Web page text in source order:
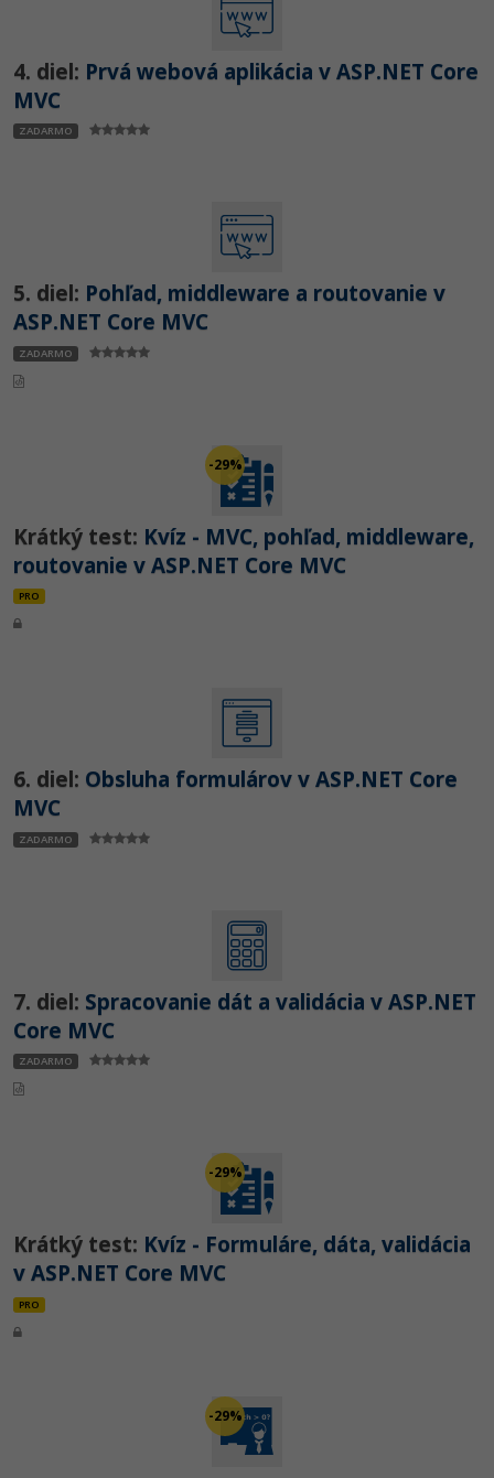
4. diel: Prvá webová aplikácia v ASP.NET Core
MVC
ZADARMO
5. diel: Pohľad, middleware a routovanie v
ASP.NET Core MVC
ZADARMO
-29%
Krátký test: Kvíz - MVC, pohľad, middleware,
routovanie v ASP.NET Core MVC
PRO
6. diel: Obsluha formulárov v ASP.NET Core
MVC
ZADARMO
7. diel: Spracovanie dát a validácia v ASP.NET
Core MVC
ZADARMO
-29%
Krátký test: Kvíz - Formuláre, dáta, validácia
v ASP.NET Core MVC
PRO
-29%